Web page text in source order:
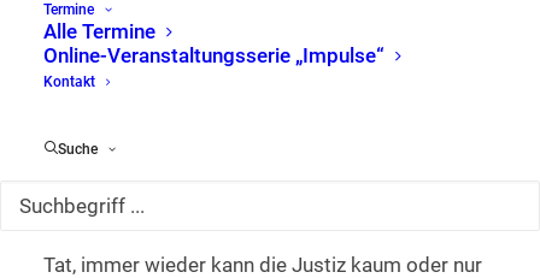
Termine
Alle Termine
Online-Veranstaltungsserie „Impulse“
Kontakt
Suche
der Bund öffnen.
Seit eh und je werden Gerichtsverfahren damit
dauern würden. Bilder von riesigen Aktenstapeln
vermitteln, werden gerne genommen, wenn über
Tat, immer wieder kann die Justiz kaum oder nur